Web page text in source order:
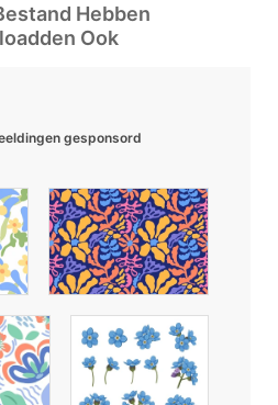
Hebben
Ook
gesponsord